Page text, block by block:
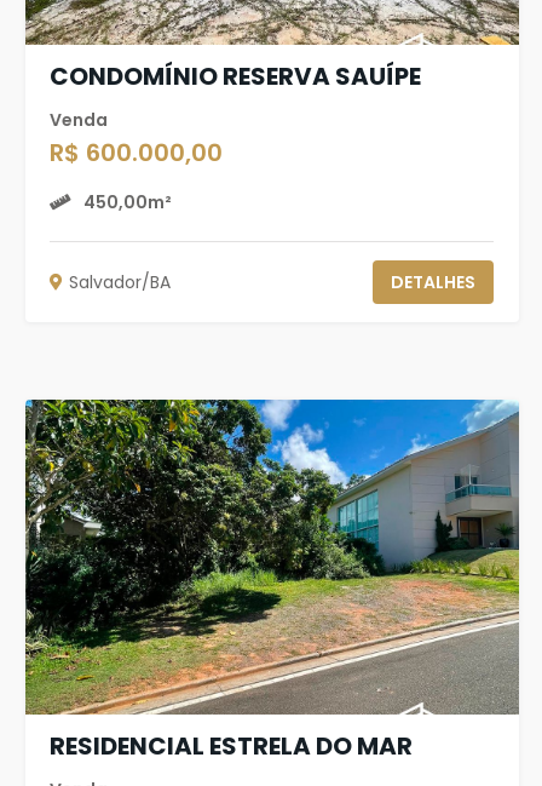
CONDOMÍNIO RESERVA SAUÍPE
Venda
R$ 600.000,00
450,00m²
Salvador/BA DETALHES
RESIDENCIAL ESTRELA DO MAR